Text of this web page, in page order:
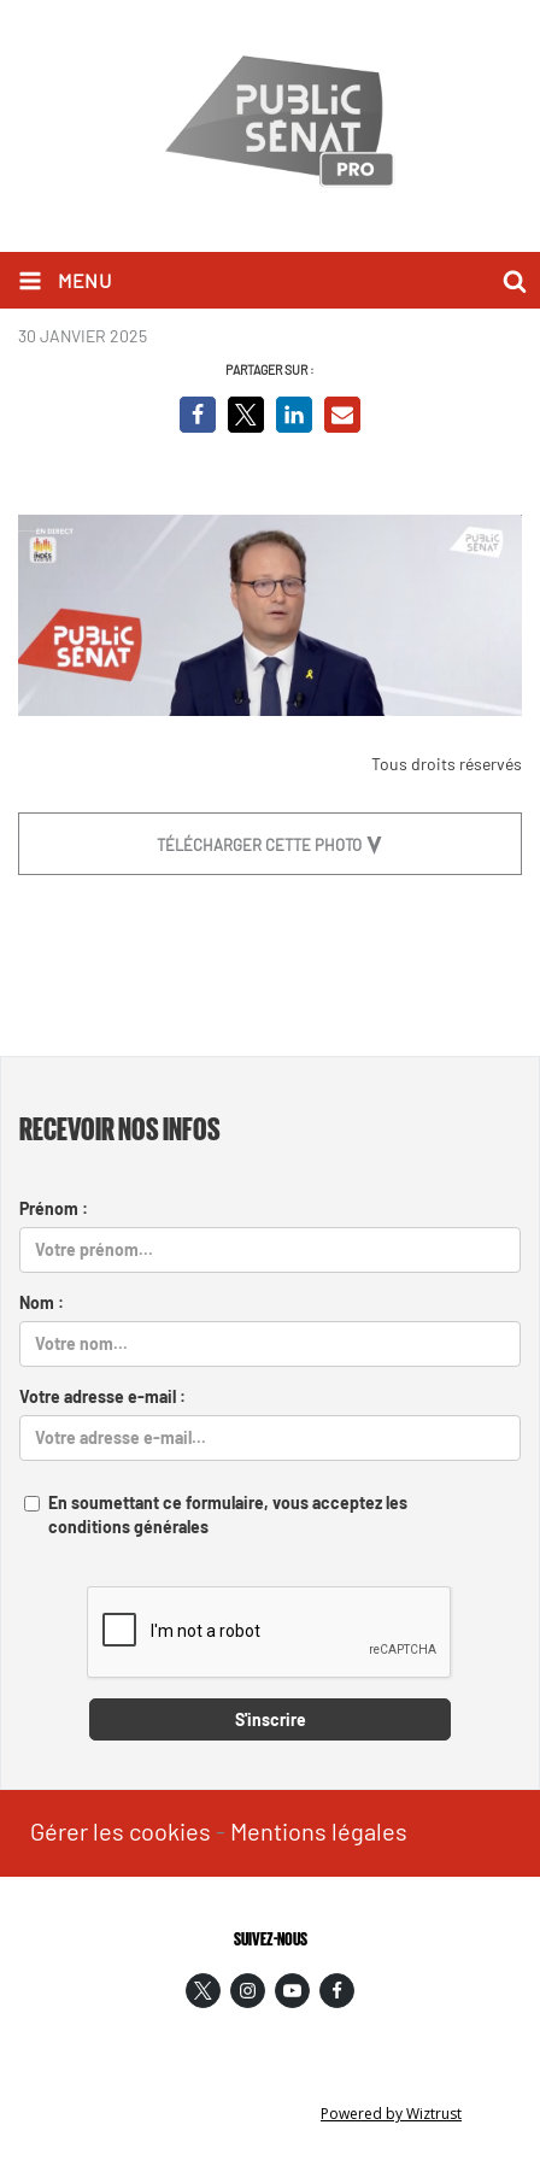
MENU
Sylvain Maillard - BCVO.png
30 JANVIER 2025
PARTAGER SUR :
Tous droits réservés
TÉLÉCHARGER CETTE PHOTO
RECEVOIR NOS INFOS
Prénom :
Nom :
Votre adresse e-mail :
En soumettant ce formulaire, vous acceptez les
conditions générales
S'inscrire
Gérer les cookies - Mentions légales
SUIVEZ-NOUS
Powered by Wiztrust